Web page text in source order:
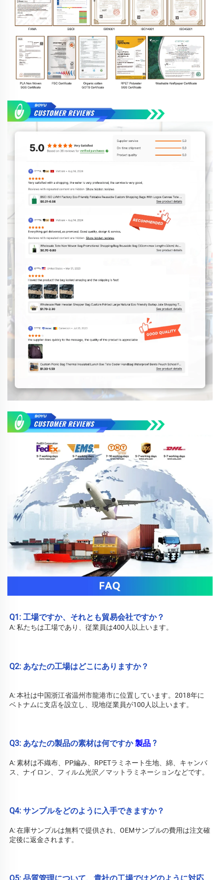
Q1: 工場ですか、それとも貿易会社ですか？
A: 私たちは工場であり、従業員は400人以上います。
Q2: あなたの工場はどこにありますか？
A: 本社は中国浙江省温州市龍港市に位置しています。2018年に
ベトナムに支店を設立し、現地従業員が100人以上います。
Q3: あなたの製品の素材は何ですか 製品 ?
A: 素材は不織布、PP編み、RPETラミネート生地、綿、キャンバ
ス、ナイロン、フィルム光沢／マットラミネーションなどです。
Q4: サンプルをどのように入手できますか？
A: 在庫サンプルは無料で提供され、OEMサンプルの費用は注文確
定後に返金されます。